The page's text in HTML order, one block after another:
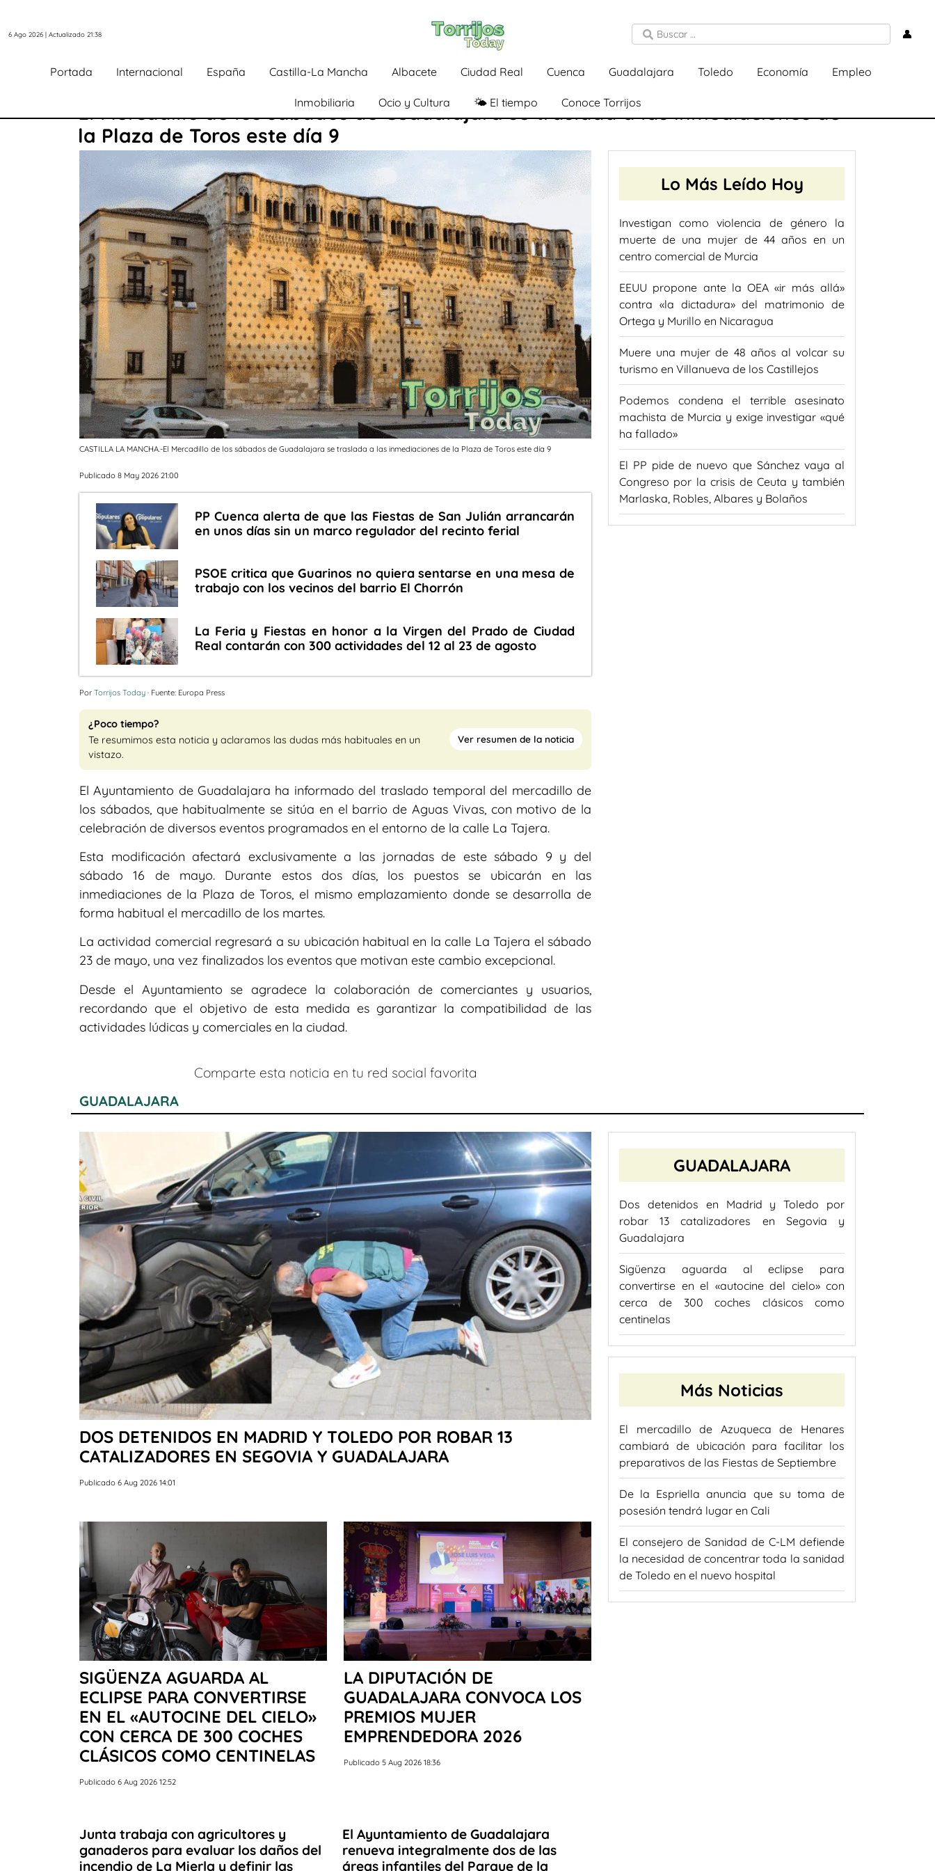
6 Ago 2026 | Actualizado 21:38 👤
Portada Internacional España Castilla-La Mancha Albacete Ciudad Real Cuenca Guadalajara Toledo Economía Empleo
Inmobiliaria Ocio y Cultura 🌤️ El tiempo Conoce Torrijos
El Mercadillo de los sábados de Guadalajara se traslada a las inmediaciones de
la Plaza de Toros este día 9
CASTILLA LA MANCHA.-El Mercadillo de los sábados de Guadalajara se traslada a las inmediaciones de la Plaza de Toros este día 9
Publicado 8 May 2026 21:00
PP Cuenca alerta de que las Fiestas de San Julián arrancarán
en unos días sin un marco regulador del recinto ferial
PSOE critica que Guarinos no quiera sentarse en una mesa de
trabajo con los vecinos del barrio El Chorrón
La Feria y Fiestas en honor a la Virgen del Prado de Ciudad
Real contarán con 300 actividades del 12 al 23 de agosto
Por Torrijos Today · Fuente: Europa Press
¿Poco tiempo?
Te resumimos esta noticia y aclaramos las dudas más habituales en un
vistazo.
Ver resumen de la noticia
El Ayuntamiento de Guadalajara ha informado del traslado temporal del mercadillo de
los sábados, que habitualmente se sitúa en el barrio de Aguas Vivas, con motivo de la
celebración de diversos eventos programados en el entorno de la calle La Tajera.
Esta modificación afectará exclusivamente a las jornadas de este sábado 9 y del
sábado 16 de mayo. Durante estos dos días, los puestos se ubicarán en las
inmediaciones de la Plaza de Toros, el mismo emplazamiento donde se desarrolla de
forma habitual el mercadillo de los martes.
La actividad comercial regresará a su ubicación habitual en la calle La Tajera el sábado
23 de mayo, una vez finalizados los eventos que motivan este cambio excepcional.
Desde el Ayuntamiento se agradece la colaboración de comerciantes y usuarios,
recordando que el objetivo de esta medida es garantizar la compatibilidad de las
actividades lúdicas y comerciales en la ciudad.
Comparte esta noticia en tu red social favorita
Lo Más Leído Hoy
Investigan como violencia de género la
muerte de una mujer de 44 años en un
centro comercial de Murcia
EEUU propone ante la OEA «ir más allá»
contra «la dictadura» del matrimonio de
Ortega y Murillo en Nicaragua
Muere una mujer de 48 años al volcar su
turismo en Villanueva de los Castillejos
Podemos condena el terrible asesinato
machista de Murcia y exige investigar «qué
ha fallado»
El PP pide de nuevo que Sánchez vaya al
Congreso por la crisis de Ceuta y también
Marlaska, Robles, Albares y Bolaños
GUADALAJARA
DOS DETENIDOS EN MADRID Y TOLEDO POR ROBAR 13
CATALIZADORES EN SEGOVIA Y GUADALAJARA
Publicado 6 Aug 2026 14:01
SIGÜENZA AGUARDA AL
ECLIPSE PARA CONVERTIRSE
EN EL «AUTOCINE DEL CIELO»
CON CERCA DE 300 COCHES
CLÁSICOS COMO CENTINELAS
Publicado 6 Aug 2026 12:52
LA DIPUTACIÓN DE
GUADALAJARA CONVOCA LOS
PREMIOS MUJER
EMPRENDEDORA 2026
Publicado 5 Aug 2026 18:36
Junta trabaja con agricultores y
ganaderos para evaluar los daños del
incendio de La Mierla y definir las
El Ayuntamiento de Guadalajara
renueva integralmente dos de las
áreas infantiles del Parque de la
GUADALAJARA
Dos detenidos en Madrid y Toledo por
robar 13 catalizadores en Segovia y
Guadalajara
Sigüenza aguarda al eclipse para
convertirse en el «autocine del cielo» con
cerca de 300 coches clásicos como
centinelas
Más Noticias
El mercadillo de Azuqueca de Henares
cambiará de ubicación para facilitar los
preparativos de las Fiestas de Septiembre
De la Espriella anuncia que su toma de
posesión tendrá lugar en Cali
El consejero de Sanidad de C-LM defiende
la necesidad de concentrar toda la sanidad
de Toledo en el nuevo hospital